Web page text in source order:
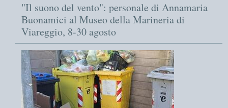
"Il suono del vento": personale di Annamaria
Buonamici al Museo della Marineria di
Viareggio, 8-30 agosto